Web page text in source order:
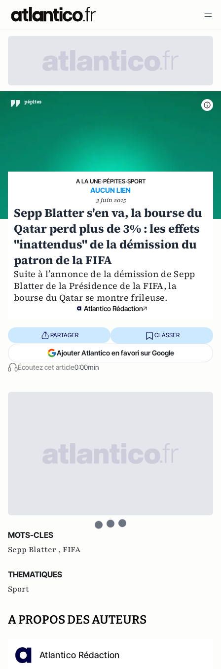
A LA UNE›PÉPITES›SPORT
AUCUN LIEN
3 juin 2015
Sepp Blatter s'en va, la bourse du
Qatar perd plus de 3% : les effets
"inattendus" de la démission du
patron de la FIFA
Suite à l’annonce de la démission de Sepp
Blatter de la Présidence de la FIFA, la
bourse du Qatar se montre frileuse.
Atlantico Rédaction
Écoutez cet article0:00min
PARTAGER CLASSER
Ajouter Atlantico en favori sur Google
MOTS-CLES
Sepp Blatter , FIFA
THEMATIQUES
Sport
A PROPOS DES AUTEURS
Atlantico Rédaction